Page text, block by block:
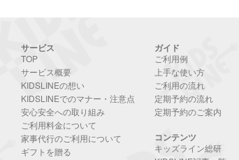
サービス
TOP
サービス概要
KIDSLINEの想い
KIDSLINEでのマナー・注意点
安心安全への取り組み
ご利用料金について
家事代行のご利用について
ギフトを贈る
ガイド
ご利用例
上手な使い方
ご利用の流れ
定期予約の流れ
定期予約のご案内
コンテンツ
キッズライン総研